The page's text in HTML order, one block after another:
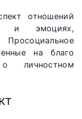
отношений
и эмоциях,
на благо
о личностном